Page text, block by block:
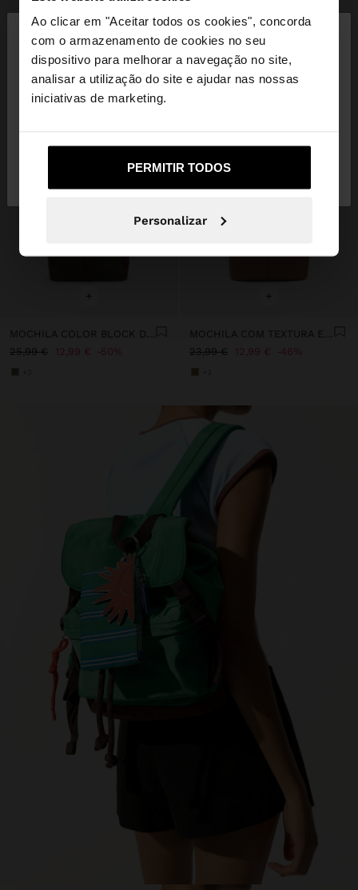
Ao clicar em "Aceitar todos os cookies", concorda
com o armazenamento de cookies no seu
dispositivo para melhorar a navegação no site,
analisar a utilização do site e ajudar nas nossas
iniciativas de marketing.
PERMITIR TODOS
Personalizar
Está a aceder ao site a partir de Portugal. Deseja
navegar no nosso site United States?
+
MOCHILA COLOR BLOCK DE NYLON
25,99 €
12,99 € 50%
+
MOCHILA COM TEXTURA E ABA
23,99 €
12,99 € 46%